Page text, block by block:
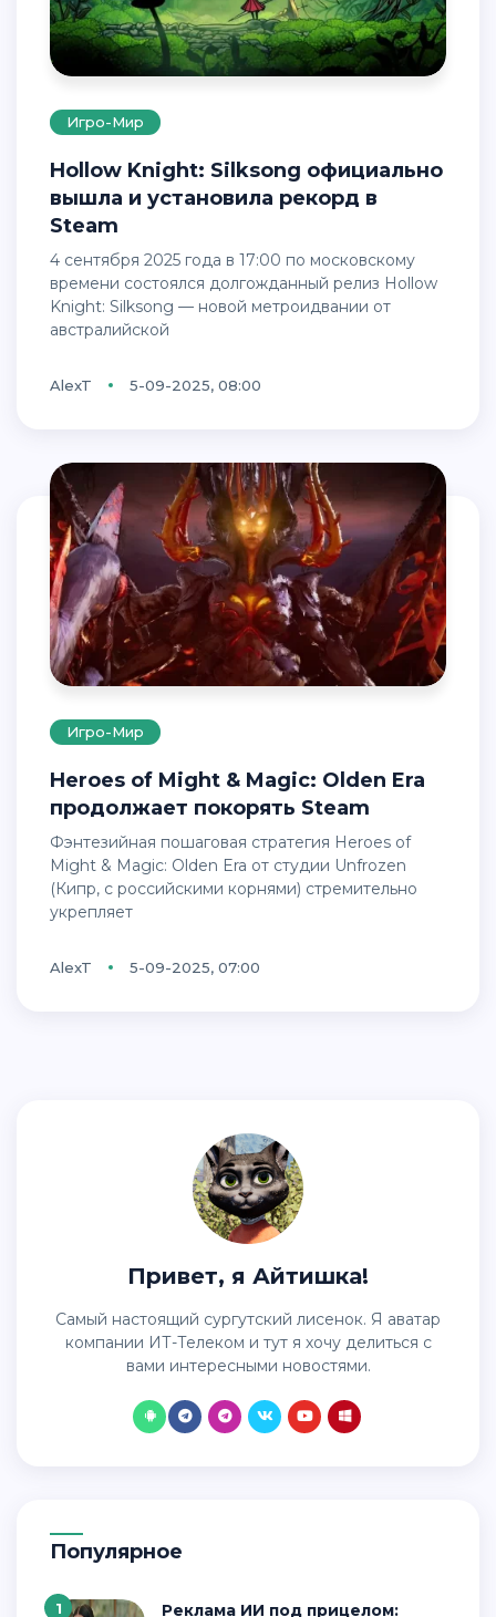
Игро-Мир
Hollow Knight: Silksong официально
вышла и установила рекорд в
Steam
4 сентября 2025 года в 17:00 по московскому
времени состоялся долгожданный релиз Hollow
Knight: Silksong — новой метроидвании от
австралийской
AlexT 5-09-2025, 08:00
Игро-Мир
Heroes of Might & Magic: Olden Era
продолжает покорять Steam
Фэнтезийная пошаговая стратегия Heroes of
Might & Magic: Olden Era от студии Unfrozen
(Кипр, с российскими корнями) стремительно
укрепляет
AlexT 5-09-2025, 07:00
Привет, я Айтишка!
Самый настоящий сургутский лисенок. Я аватар
компании ИТ-Телеком и тут я хочу делиться с
вами интересными новостями.
Популярное
1 Реклама ИИ под прицелом: